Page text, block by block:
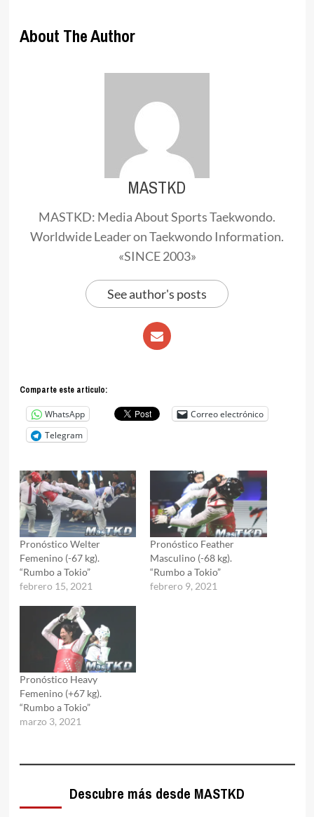
About The Author
MASTKD
MASTKD: Media About Sports Taekwondo.
Worldwide Leader on Taekwondo Information.
«SINCE 2003»
See author's posts
Comparte este articulo:
WhatsApp
Correo electrónico
Telegram
Pronóstico Welter
Femenino (-67 kg).
“Rumbo a Tokio”
febrero 15, 2021
Pronóstico Feather
Masculino (-68 kg).
“Rumbo a Tokio”
febrero 9, 2021
Pronóstico Heavy
Femenino (+67 kg).
“Rumbo a Tokio”
marzo 3, 2021
Descubre más desde MASTKD